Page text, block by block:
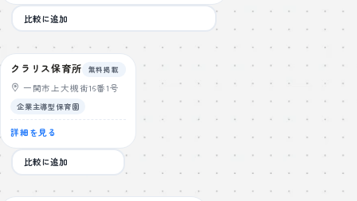
比較に追加
クラリス保育所 無料掲載
一関市上大槻街16番1号
企業主導型保育園
詳細を見る
比較に追加